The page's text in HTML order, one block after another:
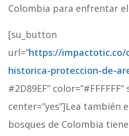
Colombia para enfrentar
[su_button
url=”https://impactotic.co/
historica-proteccion-de-
#2D89EF” color=”#FFFFFF”
center=”yes”]Lea también
bosques de Colombia